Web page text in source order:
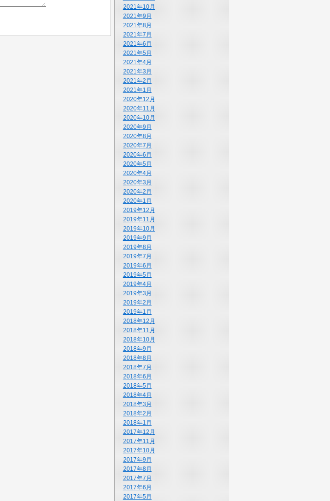
2021年10月
2021年9月
2021年8月
2021年7月
2021年6月
2021年5月
2021年4月
2021年3月
2021年2月
2021年1月
2020年12月
2020年11月
2020年10月
2020年9月
2020年8月
2020年7月
2020年6月
2020年5月
2020年4月
2020年3月
2020年2月
2020年1月
2019年12月
2019年11月
2019年10月
2019年9月
2019年8月
2019年7月
2019年6月
2019年5月
2019年4月
2019年3月
2019年2月
2019年1月
2018年12月
2018年11月
2018年10月
2018年9月
2018年8月
2018年7月
2018年6月
2018年5月
2018年4月
2018年3月
2018年2月
2018年1月
2017年12月
2017年11月
2017年10月
2017年9月
2017年8月
2017年7月
2017年6月
2017年5月